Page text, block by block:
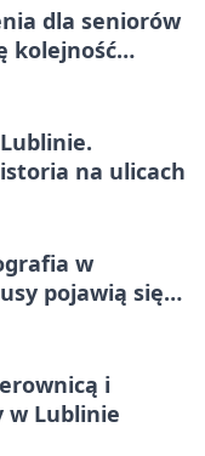
dla seniorów
kolejność
na ulicach
w
pojawią się
i
w Lublinie